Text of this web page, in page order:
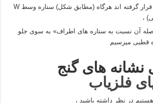
که به شکل W یا M قرار گرفته‌ اند هرگاه (مطابق شکل) ستاره‌ وسط W
،
«فاصله‌ آن نسبت به ستاره‌ های اطراف» به سوی جلو
قطبی میرسیم
های گنج
فلزیاب
در نظر داشته باشید ،